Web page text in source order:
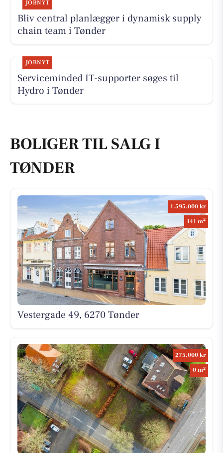
JOBNYT
Bliv central planlægger i dynamisk supply
chain team i Tønder
JOBNYT
Serviceminded IT-supporter søges til
Hydro i Tønder
BOLIGER TIL SALG I
TØNDER
1.595.000 kr
141 m2
Vestergade 49, 6270 Tønder
275.000 kr
0 m2